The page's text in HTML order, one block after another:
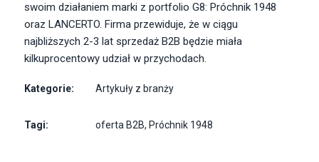
swoim działaniem marki z portfolio G8: Próchnik 1948
oraz LANCERTO. Firma przewiduje, że w ciągu
najbliższych 2-3 lat sprzedaż B2B będzie miała
kilkuprocentowy udział w przychodach.
Kategorie: Artykuły z branży
Tagi: oferta B2B, Próchnik 1948